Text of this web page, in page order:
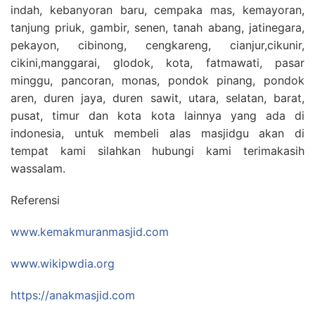
indah, kebanyoran baru, cempaka mas, kemayoran,
tanjung priuk, gambir, senen, tanah abang, jatinegara,
pekayon, cibinong, cengkareng, cianjur,cikunir,
cikini,manggarai, glodok, kota, fatmawati, pasar
minggu, pancoran, monas, pondok pinang, pondok
aren, duren jaya, duren sawit, utara, selatan, barat,
pusat, timur dan kota kota lainnya yang ada di
indonesia, untuk membeli alas masjidgu akan di
tempat kami silahkan hubungi kami terimakasih
wassalam.
Referensi
www.kemakmuranmasjid.com
www.wikipwdia.org
https://anakmasjid.com